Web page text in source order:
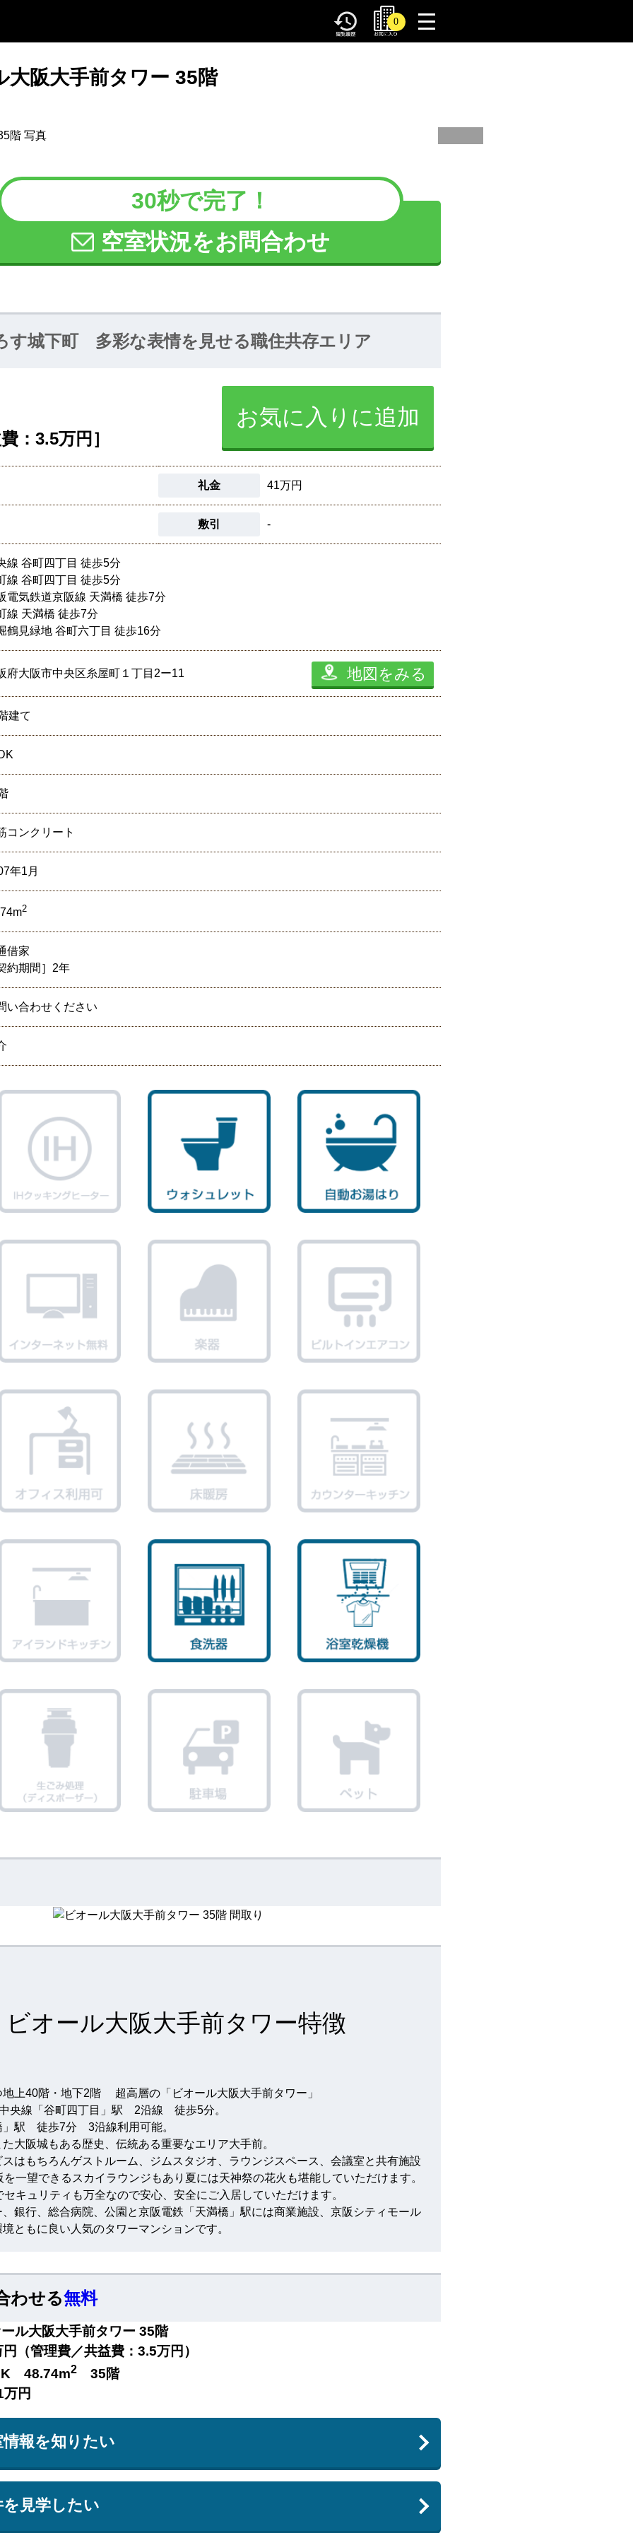
0
toggle
navigation
大阪大手前タワー 35階
30秒で完了！
空室状況をお問合わせ
す城下町 多彩な表情を見せる職住共存エリア
：3.5万円］
お気に入りに追加
礼金 41万円
敷引 -
線 谷町四丁目 徒歩5分
線 谷町四丁目 徒歩5分
電気鉄道京阪線 天満橋 徒歩7分
線 天満橋 徒歩7分
鶴見緑地 谷町六丁目 徒歩16分
府大阪市中央区糸屋町１丁目2ー11 地図をみる
建て
コンクリート
年1月
2
借家
約期間］2年
い合わせください
ビオール大阪大手前タワー特徴
上40階・地下2階 超高層の「ビオール大阪大手前タワー」
央線「谷町四丁目」駅 2沿線 徒歩5分。
」駅 徒歩7分 3沿線利用可能。
大阪城もある歴史、伝統ある重要なエリア大手前。
はもちろんゲストルーム、ジムスタジオ、ラウンジスペース、会議室と共有施設
一望できるスカイラウンジもあり夏には天神祭の花火も堪能していただけます。
キュリティも万全なので安心、安全にご入居していただけます。
銀行、総合病院、公園と京阪電鉄「天満橋」駅には商業施設、 京阪シティモール
ともに良い人気のタワーマンションです。
わせる無料
ル大阪大手前タワー 35階
（管理費／共益費：3.5万円）
48.74m2
35階
万円
報を知りたい
見学したい